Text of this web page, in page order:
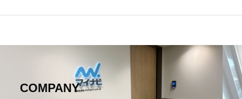
COMPANY